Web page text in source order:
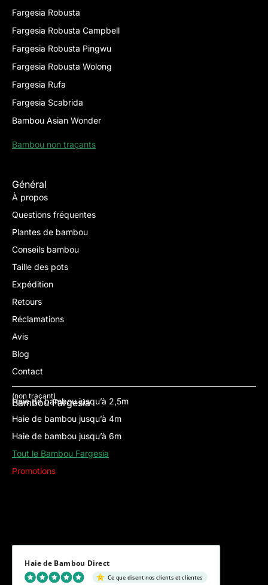
Fargesia Robusta
Fargesia Robusta Campbell
Fargesia Robusta Pingwu
Fargesia Robusta Wolong
Fargesia Rufa
Fargesia Scabrida
Bambou Asian Wonder
Bambou non traçants
Général
À propos
Questions fréquentes
Plantes de bambou
Conseils bambou
Taille des pots
Expédition
Retours
Réclamations
Avis
Blog
Contact
Bambou Fargesia
(non traçant)
Haie de bambou jusqu’à 2,5m
Haie de bambou jusqu’à 4m
Haie de bambou jusqu’à 6m
Tout le Bambou Fargesia
Promotions
Haie de Bambou Direct
Ce que disent nos clients et clientes